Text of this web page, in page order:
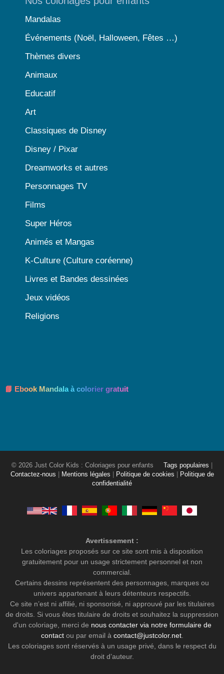
Mandalas
Événements (Noël, Halloween, Fêtes …)
Thèmes divers
Animaux
Educatif
Art
Classiques de Disney
Disney / Pixar
Dreamworks et autres
Personnages TV
Films
Super Héros
Animés et Mangas
K-Culture (Culture coréenne)
Livres et Bandes dessinées
Jeux vidéos
Religions
📘 Ebook Mandala à colorier gratuit
© 2026 Just Color Kids : Coloriages pour enfants Tags populaires
Contactez-nous
Mentions légales Politique de cookies
Politique de
confidentialité
Avertissement :
Les coloriages proposés sur ce site sont mis à disposition
gratuitement pour un usage strictement personnel et non
commercial.
Certains dessins représentent des personnages, marques ou
univers appartenant à leurs détenteurs respectifs.
Ce site n’est ni affilié, ni sponsorisé, ni approuvé par les titulaires
de droits. Si vous êtes titulaire de droits et souhaitez la suppression
d'un coloriage, merci de nous contacter via notre formulaire de
contactou par email à contact@justcolor.net.
Les coloriages sont réservés à un usage privé, dans le respect du
droit d’auteur.